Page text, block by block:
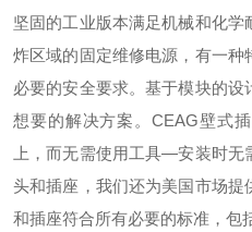
坚固的工业版本满足机械和化
炸区域的固定维修电源，有一
必要的安全要求。基于模块的
想要的解决方案。CEAG壁式
上，而无需使用工具—安装时
头和插座，我们还为美国市场
和插座符合所有必要的标准，包